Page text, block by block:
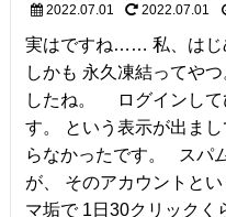
2022.07.01 2022.07.01
実はですね…… 私、はじ
しかも 永久凍結ってや
したね。 ログインして
す。 という表示が出ま
らなかったです。 スパ
が、 そのアカウントと
マ垢で 1日30クリック